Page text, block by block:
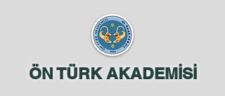
ÖN TÜRK AKADEMİSİ